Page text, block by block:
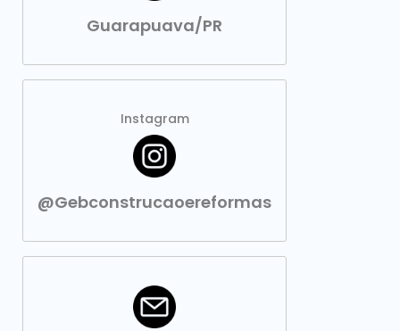
Guarapuava/PR
Instagram
@Gebconstrucaoereformas